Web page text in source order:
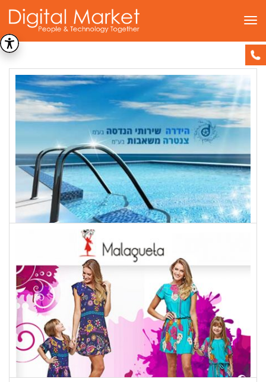
תפריט
דף הבית » פיתוח פיתוח
הידרה